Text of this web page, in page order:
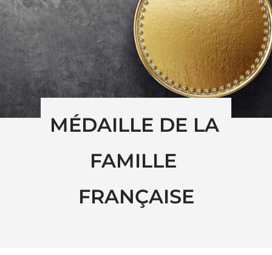
MÉDAILLE DE LA
FAMILLE
FRANÇAISE